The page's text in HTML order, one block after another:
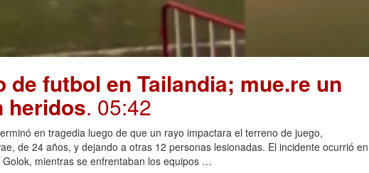
futbol en Tailandia; mue.re un
heridos. 05:42
en tragedia luego de que un rayo impactara el terreno de juego,
de 24 años, y dejando a otras 12 personas lesionadas. El incidente ocurrió en
mientras se enfrentaban los equipos …